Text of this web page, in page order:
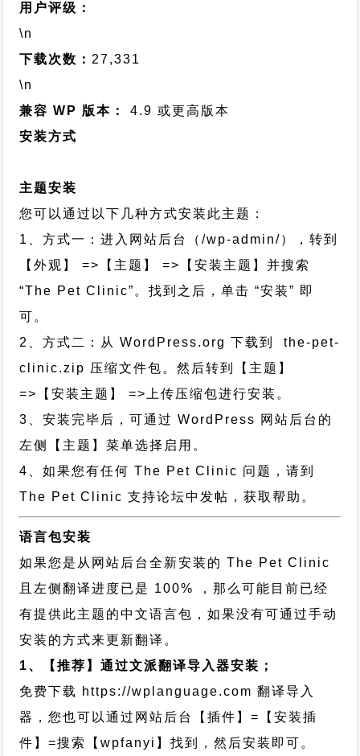
用户评级：
\n
下载次数： 27,331
\n
兼容 WP 版本：
4.9 或更高版本
安装方式
主题安装
您可以通过以下几种方式安装此主题：
1、方式一：进入网站后台（/wp-admin/），转到
【外观】 =>【主题】 =>【安装主题】并搜索
“The Pet Clinic”。找到之后，单击 “安装” 即
可。
2、方式二：从 WordPress.org 下载到 the-pet-
clinic.zip 压缩文件包。然后转到【主题】
=>【安装主题】 =>上传压缩包进行安装。
3、安装完毕后，可通过 WordPress 网站后台的
左侧【主题】菜单选择启用。
4、如果您有任何 The Pet Clinic 问题，请到
The Pet Clinic 支持论坛中发帖，获取帮助。
语言包安装
如果您是从网站后台全新安装的 The Pet Clinic
且左侧翻译进度已是 100% ，那么可能目前已经
有提供此主题的中文语言包，如果没有可通过手动
安装的方式来更新翻译。
1、【推荐】通过文派翻译导入器安装；
免费下载 https://wplanguage.com 翻译导入
器，您也可以通过网站后台【插件】=【安装插
件】=搜索【wpfanyi】找到，然后安装即可。